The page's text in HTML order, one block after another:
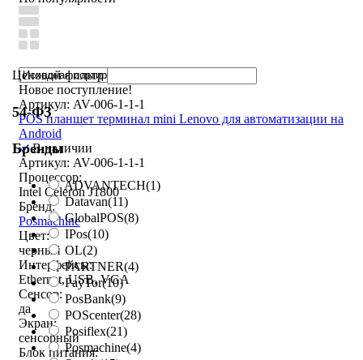
Ценовой фильтр
54-ФЗ
Бренды
ADVANTECH(1)
Datavan(11)
GlobalPOS(8)
IPos(10)
OL(2)
PARTNER(4)
PayTor(10)
PosBank(9)
POScenter(28)
Posiflex(21)
Posmachine(4)
Новое поступление!
Артикул: AV-006-1-1-1
POS планшет терминал mini Lenovo для автоматизации на
Android
В наличии
Артикул: AV-006-1-1-1
Процессор:
Intel Celeron J1800
Бренд:
Posmachine
Цвет:
черный
Интерфейсы:
Ethernet, USB, VGA
Сенсор:
да
Экран:
сенсорный
Блок питания: